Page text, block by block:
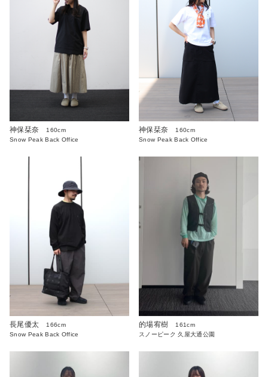
神保栞奈
160cm
Snow Peak Back Office
神保栞奈
160cm
Snow Peak Back Office
長尾優太
166cm
Snow Peak Back Office
的場宥樹
161cm
スノーピーク 久屋大通公園